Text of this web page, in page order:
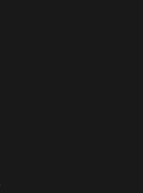
en ventana nueva)
ventana nueva)
en ventana nueva)